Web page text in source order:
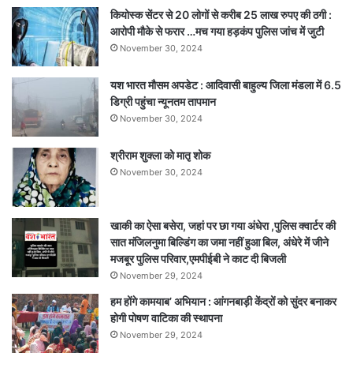
फॉर
विकसित
भारत
में
250
से
अधिक
युवाओं
दिखाई
प्रतिभा,
विजेता
राज्य
स्तर
पर
करेंगे
का
प्रतिनिधित्व
कियोस्क सेंटर से 20 लोगों से करीब 25 लाख रुपए की ठगी :
आरोपी मौके से फरार …मच गया हड़कंप पुलिस जांच में जुटी
November 30, 2024
यश भारत मौसम अपडेट : आदिवासी बाहुल्य जिला मंडला में 6.5
डिग्री पहुंचा न्यूनतम तापमान
November 30, 2024
श्रीराम शुक्ला को मातृ शोक
November 30, 2024
खाकी का ऐसा बसेरा, जहां पर छा गया अंधेरा ,पुलिस क्वार्टर की
सात मंजिलनुमा बिल्डिंग का जमा नहीं हुआ बिल, अंधेरे में जीने
मजबूर पुलिस परिवार,एमपीईबी ने काट दी बिजली
November 29, 2024
हम होंगे कामयाब’ अभियान : आंगनबाड़ी केंद्रों को सुंदर बनाकर
होगी पोषण वाटिका की स्थापना
November 29, 2024